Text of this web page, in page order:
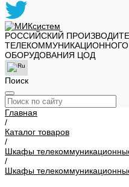
РОССИЙСКИЙ
ОБОРУДОВАНИЯ ЦОД
Поиск
Главная
/
Каталог товаров
/
Шкафы
/
Шкафы